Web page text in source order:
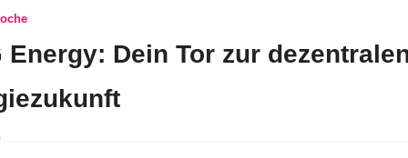
Dein Tor zur